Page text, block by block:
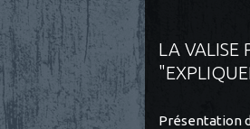
LA VALISE
Présentation